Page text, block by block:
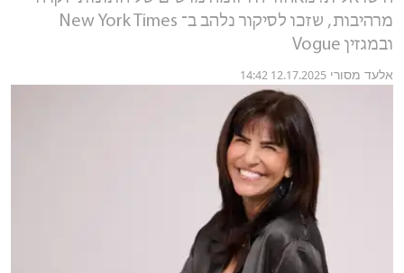
מרהיבות, שזכו לסיקור נלהב ב־ New York Times
ובמגזין Vogue
אלעד מסורי 12.17.2025 14:42